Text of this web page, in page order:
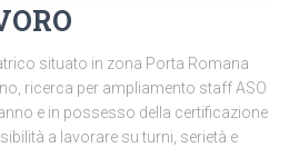
situato in zona Porta Romana
ricerca per ampliamento staff ASO
e in possesso della certificazione
a lavorare su turni, serietà e